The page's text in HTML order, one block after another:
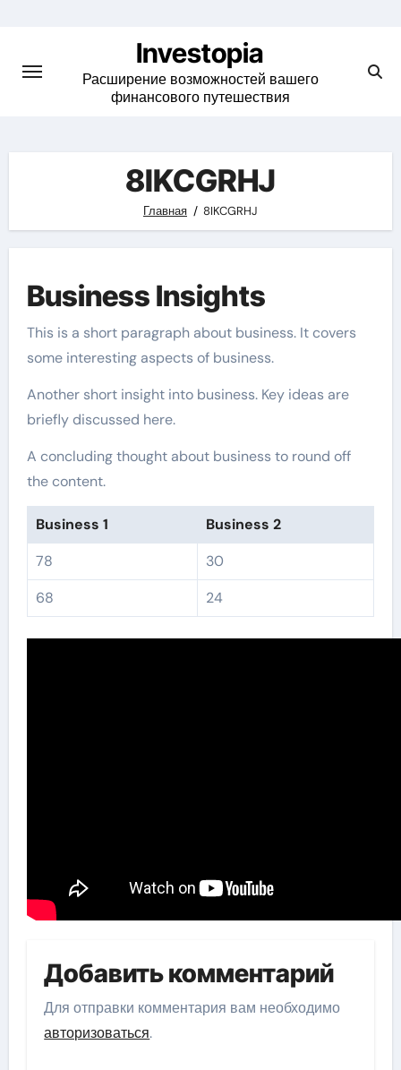
content
Investopia
Расширение возможностей вашего
финансового путешествия
8IKCGRHJ
Главная 8IKCGRHJ
Business Insights
This is a short paragraph about business. It covers
some interesting aspects of business.
Another short insight into business. Key ideas are
briefly discussed here.
A concluding thought about business to round off
the content.
Business 1
Business 2
78
30
68
24
Добавить комментарий
Для отправки комментария вам необходимо
авторизоваться.